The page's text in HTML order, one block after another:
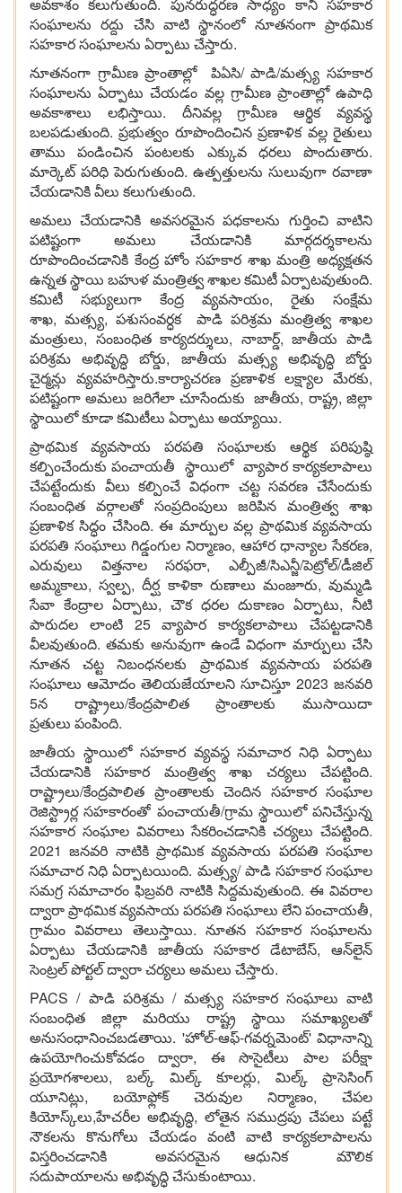
అవకాశం కలుగుతుంది. పునరుద్ధరణ సాధ్యం కాని సహకార
సంఘాలను రద్దు చేసి వాటి స్థానంలో నూతనంగా ప్రాథమిక
సహకార సంఘాలను ఏర్పాటు చేస్తారు.
నూతనంగా గ్రామీణ ప్రాంతాల్లో పిఏసి/ పాడి/మత్స్య సహకార
సంఘాలను ఏర్పాటు చేయడం వల్ల గ్రామీణ ప్రాంతాల్లో ఉపాధి
అవకాశాలు లభిస్తాయి. దీనివల్ల గ్రామీణ ఆర్థిక వ్యవస్థ
బలపడుతుంది. ప్రభుత్వం రూపొందించిన ప్రణాళిక వల్ల రైతులు
తాము పండించిన పంటలకు ఎక్కువ ధరలు పొందుతారు.
మార్కెట్ పరిధి పెరుగుతుంది. ఉత్పత్తులను సులువుగా రవాణా
చేయడానికి వీలు కలుగుతుంది.
అమలు చేయడానికి అవసరమైన పధకాలను గుర్తించి వాటిని
పటిష్టంగా అమలు చేయడానికి మార్గదర్శకాలను
రూపొందించడానికి కేంద్ర హోం సహకార శాఖ మంత్రి అధ్యక్షతన
ఉన్నత స్థాయి బహుళ మంత్రిత్వ శాఖల కమిటీ ఏర్పాటవుతుంది.
కమిటీ సభ్యులుగా కేంద్ర వ్యవసాయం, రైతు సంక్షేమ
శాఖ, మత్స్య, పశుసంవర్ధక పాడి పరిశ్రమ మంత్రిత్వ శాఖల
మంత్రులు, సంబంధిత కార్యదర్శులు, నాబార్డ్, జాతీయ పాడి
పరిశ్రమ అభివృద్ధి బోర్డు, జాతీయ మత్స్య అభివృద్ధి బోర్డు
చైర్మన్లు వ్యవహరిస్తారు.కార్యాచరణ ప్రణాళిక లక్ష్యాల మేరకు,
పటిష్టంగా అమలు జరిగేలా చూసేందుకు జాతీయ, రాష్ట్ర, జిల్లా
స్థాయిలో కూడా కమిటీలు ఏర్పాటు అయ్యాయి.
ప్రాథమిక వ్యవసాయ పరపతి సంఘాలకు ఆర్థిక పరిపుష్ఠి
కల్పించేందుకు పంచాయతీ స్థాయిలో వ్యాపార కార్యకలాపాలు
చేపట్టేందుకు వీలు కల్పించే విధంగా చట్ట సవరణ చేసేందుకు
సంబంధిత వర్గాలతో సంప్రదింపులు జరిపిన మంత్రిత్వ శాఖ
ప్రణాళిక సిద్ధం చేసింది. ఈ మార్పుల వల్ల ప్రాథమిక వ్యవసాయ
పరపతి సంఘాలు గిడ్డంగుల నిర్మాణం, ఆహార ధాన్యాల సేకరణ,
ఎరువులు విత్తనాల సరఫరా, ఎల్పీజీ/సిఎన్జీ/పెట్రోల్/డీజిల్
అమ్మకాలు, స్వల్ప, దీర్ఘ కాళికా రుణాలు మంజూరు, వుమ్మడి
సేవా కేంద్రాల ఏర్పాటు, చౌక ధరల దుకాణం ఏర్పాటు, నీటి
పారుదల లాంటి 25 వ్యాపార కార్యకలాపాలు చేపట్టడానికి
వీలవుతుంది. తమకు అనువుగా ఉండే విధంగా మార్పులు చేసి
నూతన చట్ట నిబంధనలకు ప్రాథమిక వ్యవసాయ పరపతి
సంఘాలు ఆమోదం తెలియజేయాలని సూచిస్తూ 2023 జనవరి
5న రాష్ట్రాలు/కేంద్రపాలిత ప్రాంతాలకు ముసాయిదా
ప్రతులు పంపింది.
జాతీయ స్థాయిలో సహకార వ్యవస్థ సమాచార నిధి ఏర్పాటు
చేయడానికి సహకార మంత్రిత్వ శాఖ చర్యలు చేపట్టింది.
రాష్ట్రాలు/కేంద్రపాలిత ప్రాంతాలకు చెందిన సహకార సంఘాల
రెజిస్ట్రార్ల సహకారంతో పంచాయతీ/గ్రామ స్థాయిలో పనిచేస్తున్న
సహకార సంఘాల వివరాలు సేకరించడానికి చర్యలు చేపట్టింది.
2021 జనవరి నాటికి ప్రాథమిక వ్యవసాయ పరపతి సంఘాల
సమాచార నిధి ఏర్పాటయింది. మత్స్య/ పాడి సహకార సంఘాల
సమగ్ర సమాచారం ఫిబ్రవరి నాటికి సిద్దమవుతుంది. ఈ వివరాల
ద్వారా ప్రాథమిక వ్యవసాయ పరపతి సంఘాలు లేని పంచాయతీ,
గ్రామం వివరాలు తెలుస్తాయి. నూతన సహకార సంఘాలను
ఏర్పాటు చేయడానికి జాతీయ సహకార డేటాబేస్, ఆన్‌లైన్
సెంట్రల్ పోర్టల్ ద్వారా చర్యలు అమలు చేస్తారు.
PACS / పాడి పరిశ్రమ / మత్స్య సహకార సంఘాలు వాటి
సంబంధిత జిల్లా మరియు రాష్ట్ర స్థాయి సమాఖ్యలతో
అనుసంధానించబడతాయి. 'హోల్-ఆఫ్-గవర్నమెంట్' విధానాన్ని
ఉపయోగించుకోవడం ద్వారా, ఈ సొసైటీలు పాల పరీక్షా
ప్రయోగశాలలు, బల్క్ మిల్క్ కూలర్లు, మిల్క్ ప్రాసెసింగ్
యూనిట్లు, బయోఫ్లోక్ చెరువుల నిర్మాణం, చేపల
కియోస్క్‌లు,హేచరీల అభివృద్ధి, లోతైన సముద్రపు చేపలు పట్టే
నౌకలను కొనుగోలు చేయడం వంటి వాటి కార్యకలాపాలను
విస్తరించడానికి అవసరమైన ఆధునిక మౌలిక
సదుపాయాలను అభివృద్ధి చేసుకుంటాయి.